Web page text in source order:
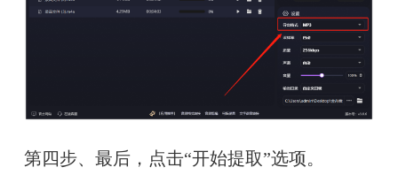
第四步、最后，点击“开始提取”选项。